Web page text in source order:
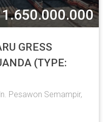
1.650.000.000
GRESS
(TYPE:
Pesawon Semampir,